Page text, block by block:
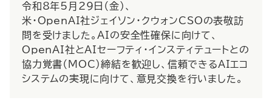
令和8年5月29日（金）、
米・OpenAI社ジェイソン・クウォンCSOの表敬訪
問を受けました。AIの安全性確保に向けて、
OpenAI社とAIセーフティ・インスティテュートとの
協力覚書（MOC）締結を歓迎し、信頼できるAIエコ
システムの実現に向けて、意見交換を行いました。